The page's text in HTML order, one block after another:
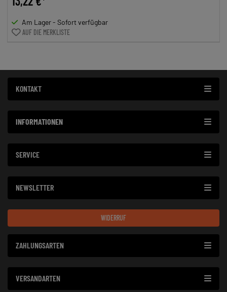
Am Lager - Sofort verfügbar
AUF DIE MERKLISTE
KONTAKT
INFORMATIONEN
SERVICE
NEWSLETTER
WIDERRUF
ZAHLUNGSARTEN
VERSANDARTEN